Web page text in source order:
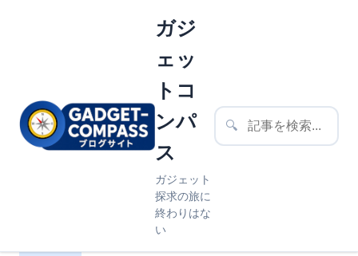
ガジ
ェッ
トコ
ンパ
ス
ガジェット
探求の旅に
終わりはな
い
🔍